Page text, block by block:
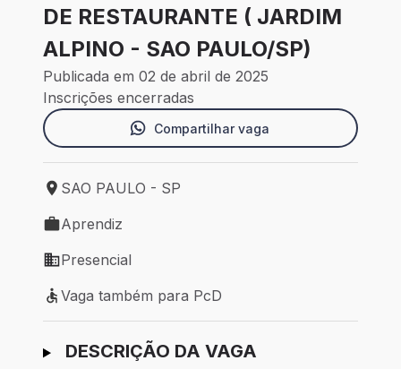
DE RESTAURANTE ( JARDIM
ALPINO - SAO PAULO/SP)
Publicada em 02 de abril de 2025
Inscrições encerradas
Compartilhar vaga
Local de trabalho: SAO PAULO - SP
SAO PAULO - SP
Tipo de vaga: Aprendiz
Aprendiz
Modelo de trabalho: Presencial
Presencial
Vaga também para PcD
Vaga também para PcD
Ir para candidatura
DESCRIÇÃO DA VAGA